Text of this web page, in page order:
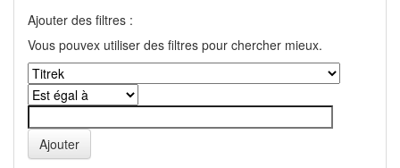
Ajouter des filtres :
Vous pouvex utiliser des filtres pour chercher mieux.